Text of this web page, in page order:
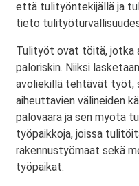
että tulityöntekijällä ja
tieto
Tulityöt ovat töitä, jotka
paloriskin. Niiksi
avoliekillä tehtävät työt,
aiheuttavien välineiden
palovaara ja sen myötä
työpaikkoja, joissa
rakennustyömaat sekä
työpaikat.